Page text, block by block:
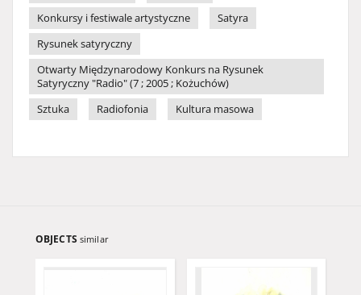
Konkursy i festiwale artystyczne
Satyra
Rysunek satyryczny
Otwarty Międzynarodowy Konkurs na Rysunek
Satyryczny "Radio" (7 ; 2005 ; Kożuchów)
Sztuka
Radiofonia Kultura masowa
OBJECTS similar